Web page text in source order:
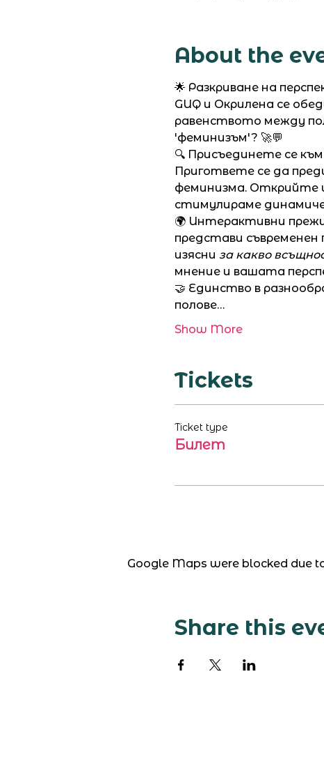
About the
🌟 Разкриване на
GUQ и Окрилена се
равенството между
'феминизъм'? 🚀💬
🔍 Присъединете се
Пригответе се да
феминизма. Открийте
стимулираме
🌍 Интерактивни
представи
изясни за какво
мнение и вашата
🤝 Единство в
полове…
Show More
Tickets
Ticket type
Билет
Google Maps were blocked due
Share this